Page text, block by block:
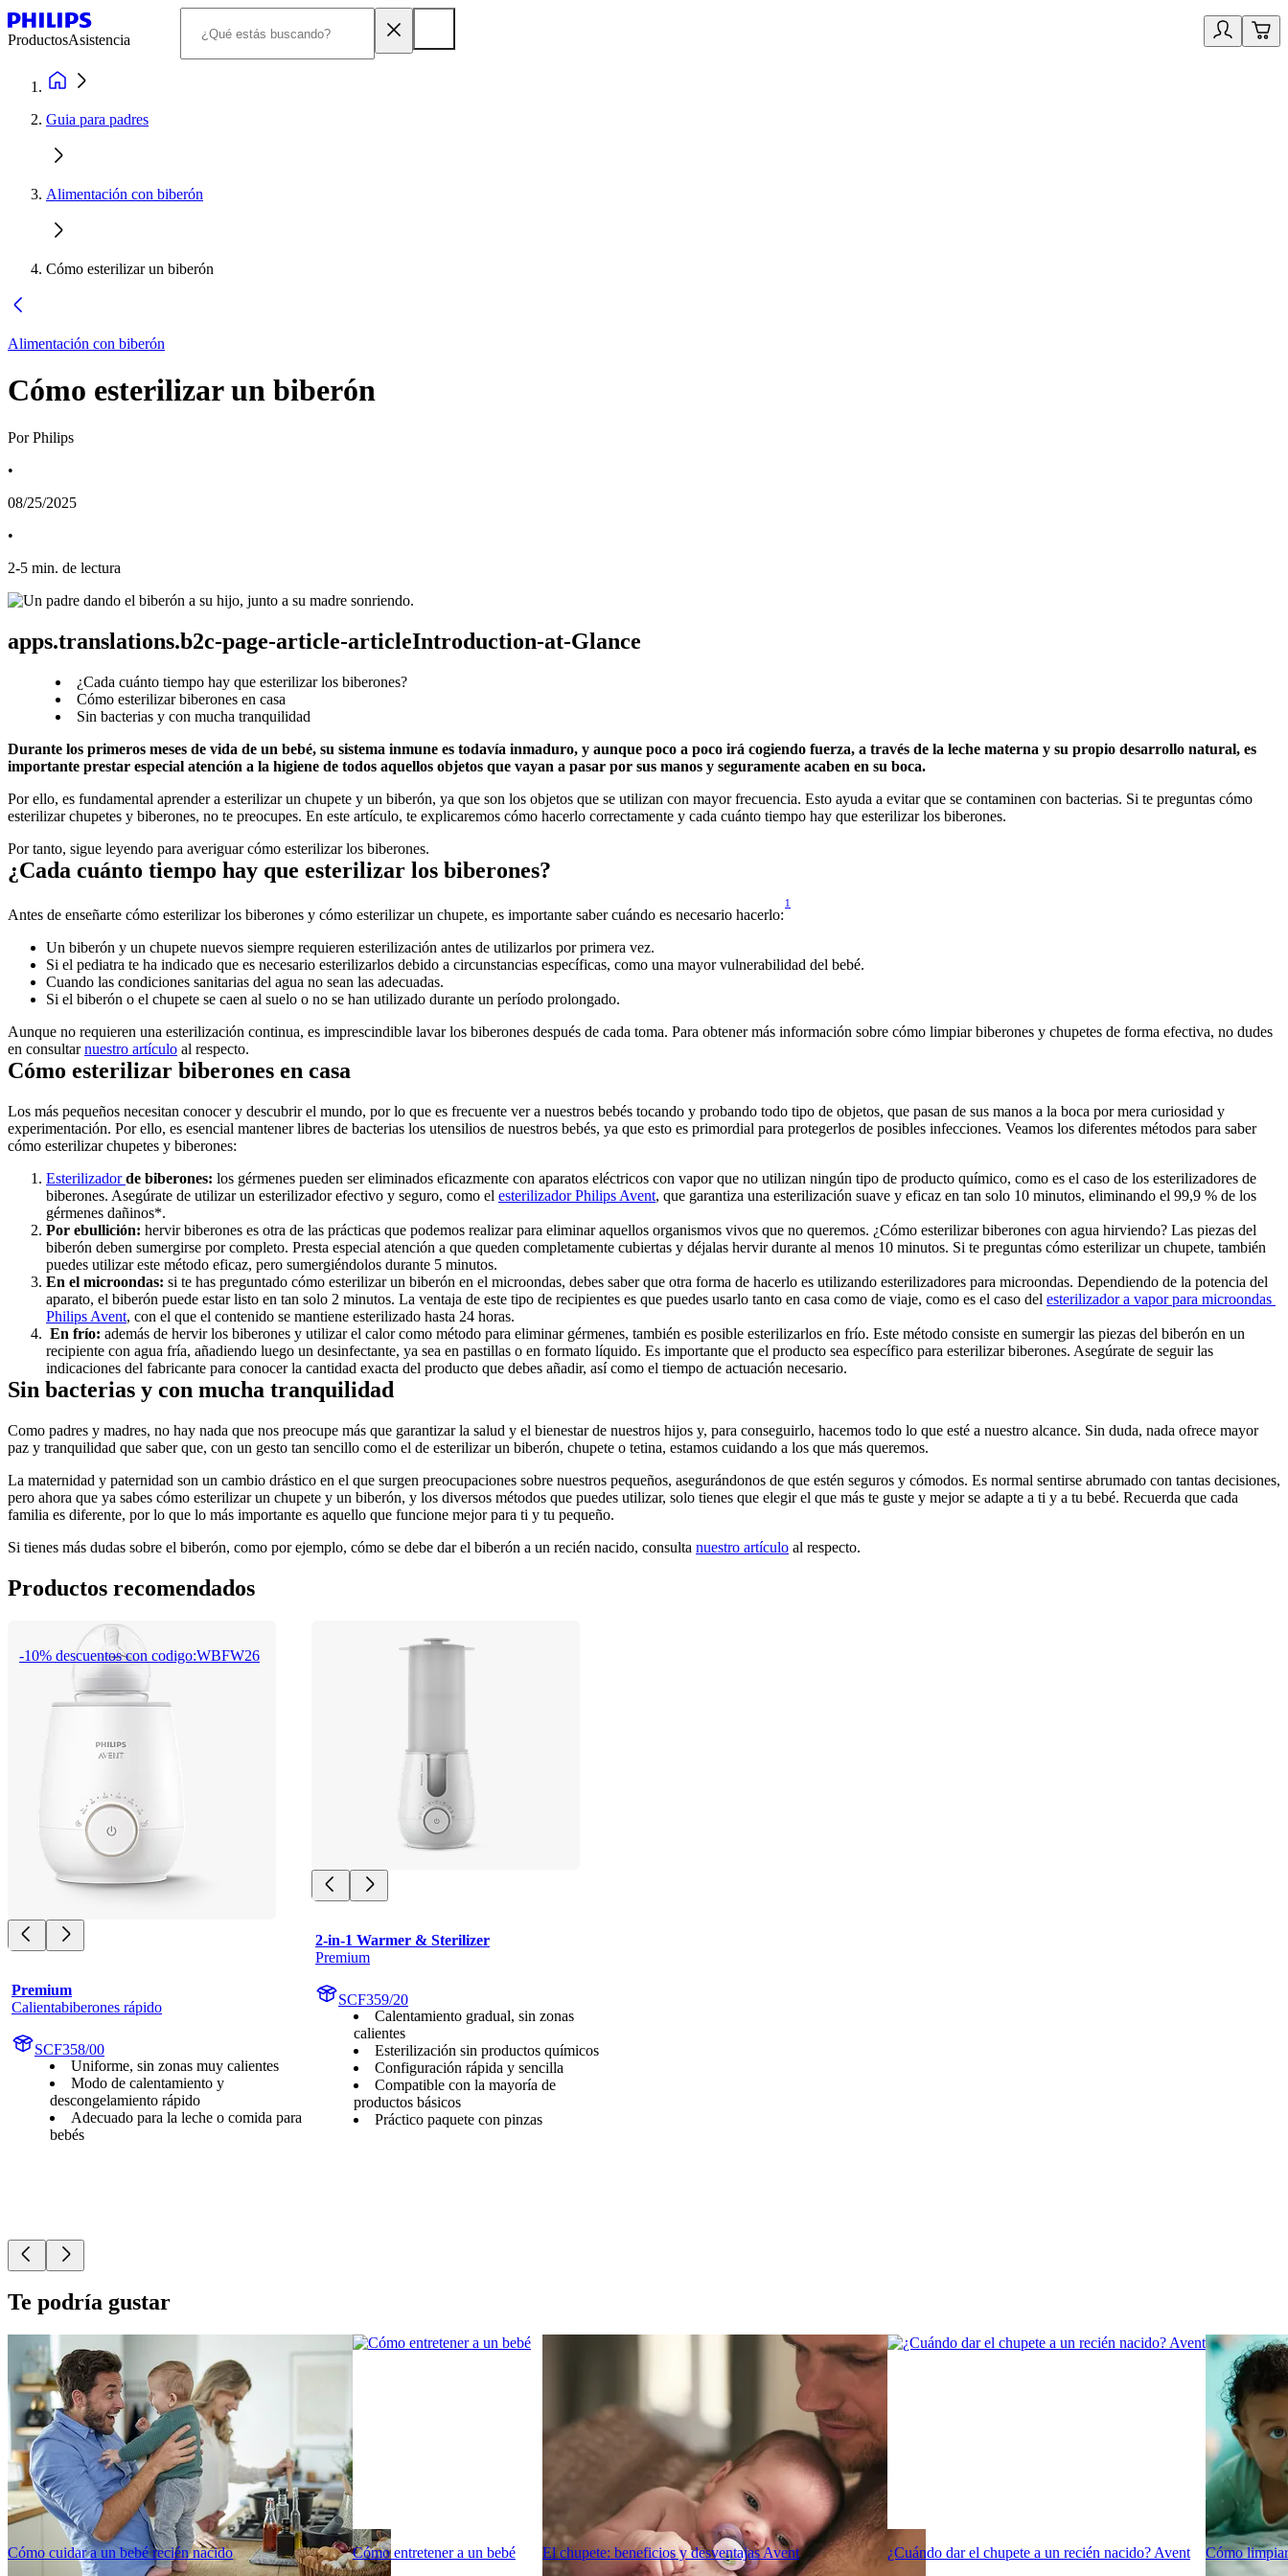
ProductosAsistencia
Guia para padres
Alimentación con biberón
Cómo esterilizar un biberón
Alimentación con biberón
Cómo esterilizar un biberón
Por Philips
•
08/25/2025
•
2-5 min. de lectura
apps.translations.b2c-page-article-articleIntroduction-at-Glance
¿Cada cuánto tiempo hay que esterilizar los biberones?
Cómo esterilizar biberones en casa
Sin bacterias y con mucha tranquilidad
Durante los primeros meses de vida de un bebé, su sistema inmune es todavía inmaduro, y aunque poco a poco irá cogiendo fuerza, a través de la leche materna y su propio desarrollo natural, es
importante prestar especial atención a la higiene de todos aquellos objetos que vayan a pasar por sus manos y seguramente acaben en su boca.
Por ello, es fundamental aprender a esterilizar un chupete y un biberón, ya que son los objetos que se utilizan con mayor frecuencia. Esto ayuda a evitar que se contaminen con bacterias. Si te preguntas cómo
esterilizar chupetes y biberones, no te preocupes. En este artículo, te explicaremos cómo hacerlo correctamente y cada cuánto tiempo hay que esterilizar los biberones.
Por tanto, sigue leyendo para averiguar cómo esterilizar los biberones.
¿Cada cuánto tiempo hay que esterilizar los biberones?
Antes de enseñarte cómo esterilizar los biberones y cómo esterilizar un chupete, es importante saber cuándo es necesario hacerlo:
1
Un biberón y un chupete nuevos siempre requieren esterilización antes de utilizarlos por primera vez.
Si el pediatra te ha indicado que es necesario esterilizarlos debido a circunstancias específicas, como una mayor vulnerabilidad del bebé.
Cuando las condiciones sanitarias del agua no sean las adecuadas.
Si el biberón o el chupete se caen al suelo o no se han utilizado durante un período prolongado.
Aunque no requieren una esterilización continua, es imprescindible lavar los biberones después de cada toma. Para obtener más información sobre cómo limpiar biberones y chupetes de forma efectiva, no dudes
en consultar nuestro artículo al respecto.
Cómo esterilizar biberones en casa
Los más pequeños necesitan conocer y descubrir el mundo, por lo que es frecuente ver a nuestros bebés tocando y probando todo tipo de objetos, que pasan de sus manos a la boca por mera curiosidad y
experimentación. Por ello, es esencial mantener libres de bacterias los utensilios de nuestros bebés, ya que esto es primordial para protegerlos de posibles infecciones. Veamos los diferentes métodos para saber
cómo esterilizar chupetes y biberones:
Esterilizador de biberones: los gérmenes pueden ser eliminados eficazmente con aparatos eléctricos con vapor que no utilizan ningún tipo de producto químico, como es el caso de los esterilizadores de
biberones. Asegúrate de utilizar un esterilizador efectivo y seguro, como el esterilizador Philips Avent, que garantiza una esterilización suave y eficaz en tan solo 10 minutos, eliminando el 99,9 % de los
gérmenes dañinos*.
Por ebullición: hervir biberones es otra de las prácticas que podemos realizar para eliminar aquellos organismos vivos que no queremos. ¿Cómo esterilizar biberones con agua hirviendo? Las piezas del
biberón deben sumergirse por completo. Presta especial atención a que queden completamente cubiertas y déjalas hervir durante al menos 10 minutos. Si te preguntas cómo esterilizar un chupete, también
puedes utilizar este método eficaz, pero sumergiéndolos durante 5 minutos.
En el microondas: si te has preguntado cómo esterilizar un biberón en el microondas, debes saber que otra forma de hacerlo es utilizando esterilizadores para microondas. Dependiendo de la potencia del
aparato, el biberón puede estar listo en tan solo 2 minutos. La ventaja de este tipo de recipientes es que puedes usarlo tanto en casa como de viaje, como es el caso del esterilizador a vapor para microondas
Philips Avent, con el que el contenido se mantiene esterilizado hasta 24 horas.
En frío: además de hervir los biberones y utilizar el calor como método para eliminar gérmenes, también es posible esterilizarlos en frío. Este método consiste en sumergir las piezas del biberón en un
recipiente con agua fría, añadiendo luego un desinfectante, ya sea en pastillas o en formato líquido. Es importante que el producto sea específico para esterilizar biberones. Asegúrate de seguir las
indicaciones del fabricante para conocer la cantidad exacta del producto que debes añadir, así como el tiempo de actuación necesario.
Sin bacterias y con mucha tranquilidad
Como padres y madres, no hay nada que nos preocupe más que garantizar la salud y el bienestar de nuestros hijos y, para conseguirlo, hacemos todo lo que esté a nuestro alcance. Sin duda, nada ofrece mayor
paz y tranquilidad que saber que, con un gesto tan sencillo como el de esterilizar un biberón, chupete o tetina, estamos cuidando a los que más queremos.
La maternidad y paternidad son un cambio drástico en el que surgen preocupaciones sobre nuestros pequeños, asegurándonos de que estén seguros y cómodos. Es normal sentirse abrumado con tantas decisiones,
pero ahora que ya sabes cómo esterilizar un chupete y un biberón, y los diversos métodos que puedes utilizar, solo tienes que elegir el que más te guste y mejor se adapte a ti y a tu bebé. Recuerda que cada
familia es diferente, por lo que lo más importante es aquello que funcione mejor para ti y tu pequeño.
Si tienes más dudas sobre el biberón, como por ejemplo, cómo se debe dar el biberón a un recién nacido, consulta nuestro artículo al respecto.
Productos recomendados
-10% descuentos con codigo:WBFW26
Premium
Calientabiberones rápido
SCF358/00
Uniforme, sin zonas muy calientes
Modo de calentamiento y
descongelamiento rápido
Adecuado para la leche o comida para
bebés
2-in-1 Warmer & Sterilizer
Premium
SCF359/20
Calentamiento gradual, sin zonas
calientes
Esterilización sin productos químicos
Configuración rápida y sencilla
Compatible con la mayoría de
productos básicos
Práctico paquete con pinzas
Te podría gustar
Cómo cuidar a un bebé recién nacido Cómo entretener a un bebé El chupete: beneficios y desventajas Avent ¿Cuándo dar el chupete a un recién nacido? Avent Cómo